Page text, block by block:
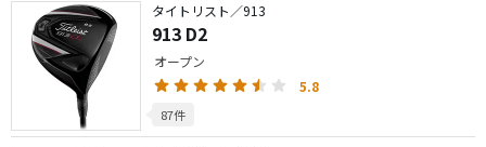
タイトリスト／913
913 D2
オープン
5.8
87件